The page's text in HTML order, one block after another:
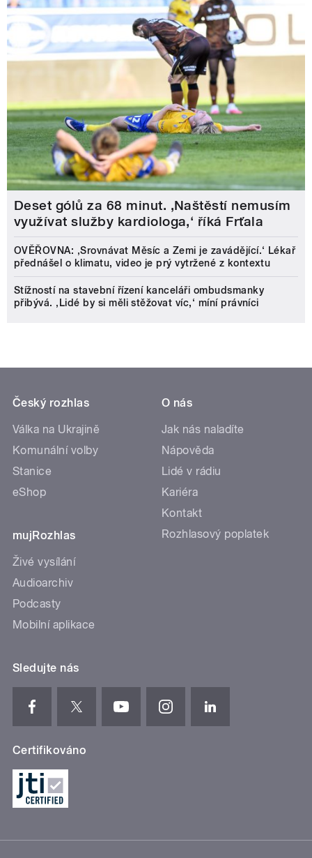
Deset gólů za 68 minut. ,Naštěstí nemusím
využívat služby kardiologa,‘ říká Frťala
OVĚŘOVNA: ‚Srovnávat Měsíc a Zemi je zavádějící.‘ Lékař
přednášel o klimatu, video je prý vytržené z kontextu
Stížností na stavební řízení kanceláři ombudsmanky
přibývá. ‚Lidé by si měli stěžovat víc,‘ míní právníci
Český rozhlas
Válka na Ukrajině
Komunální volby
Stanice
eShop
mujRozhlas
Živé vysílání
Audioarchiv
Podcasty
Mobilní aplikace
O nás
Jak nás naladíte
Nápověda
Lidé v rádiu
Kariéra
Kontakt
Rozhlasový poplatek
Sledujte nás
Certifikováno